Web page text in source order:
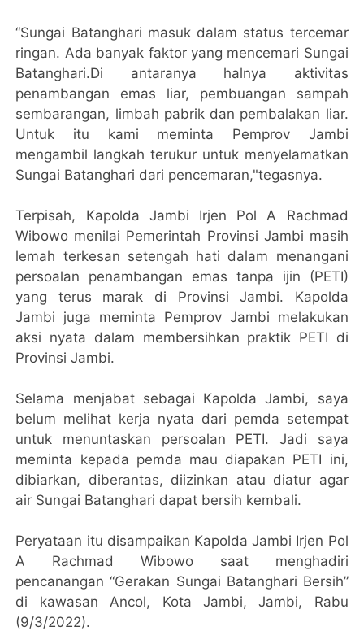
“Sungai Batanghari masuk dalam status tercemar
ringan. Ada banyak faktor yang mencemari Sungai
Batanghari.Di antaranya halnya aktivitas
penambangan emas liar, pembuangan sampah
sembarangan, limbah pabrik dan pembalakan liar.
Untuk itu kami meminta Pemprov Jambi
mengambil langkah terukur untuk menyelamatkan
Sungai Batanghari dari pencemaran,"tegasnya.
Terpisah, Kapolda Jambi Irjen Pol A Rachmad
Wibowo menilai Pemerintah Provinsi Jambi masih
lemah terkesan setengah hati dalam menangani
persoalan penambangan emas tanpa ijin (PETI)
yang terus marak di Provinsi Jambi. Kapolda
Jambi juga meminta Pemprov Jambi melakukan
aksi nyata dalam membersihkan praktik PETI di
Provinsi Jambi.
Selama menjabat sebagai Kapolda Jambi, saya
belum melihat kerja nyata dari pemda setempat
untuk menuntaskan persoalan PETI. Jadi saya
meminta kepada pemda mau diapakan PETI ini,
dibiarkan, diberantas, diizinkan atau diatur agar
air Sungai Batanghari dapat bersih kembali.
Peryataan itu disampaikan Kapolda Jambi Irjen Pol
A Rachmad Wibowo saat menghadiri
pencanangan “Gerakan Sungai Batanghari Bersih”
di kawasan Ancol, Kota Jambi, Jambi, Rabu
(9/3/2022).